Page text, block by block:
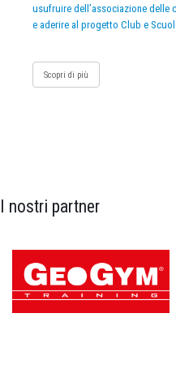
usufruire dell’associazione delle
e aderire al progetto Club e
Scopri di più
I nostri partner